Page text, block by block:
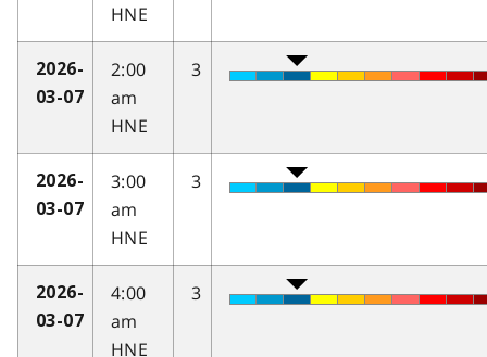
HNE
2026-
03-07
2:00
am
HNE
3
2026-
03-07
3:00
am
HNE
3
2026-
03-07
4:00
am
HNE
3